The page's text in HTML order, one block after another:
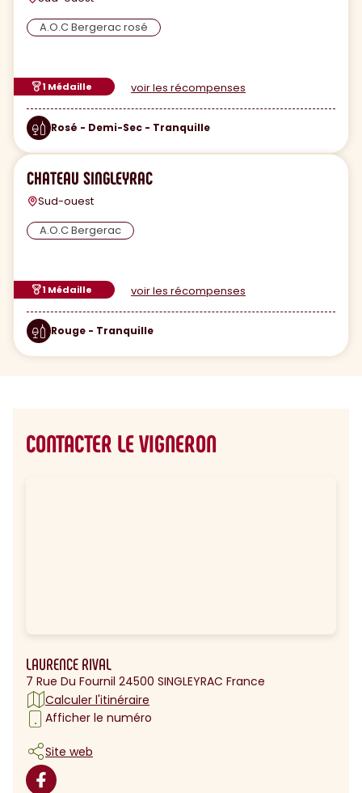
A.O.C Bergerac rosé
1 Médaille voir les récompenses
Rosé - Demi-Sec - Tranquille
CHATEAU SINGLEYRAC
Sud-ouest
A.O.C Bergerac
1 Médaille voir les récompenses
Rouge - Tranquille
CONTACTER LE VIGNERON
LAURENCE RIVAL
7 Rue Du Fournil 24500 SINGLEYRAC France
Calculer l'itinéraire
Afficher le numéro
Site web